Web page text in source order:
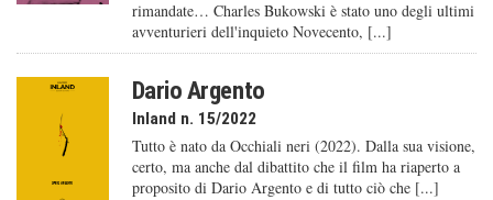
rimandate… Charles Bukowski è stato uno degli ultimi
avventurieri dell'inquieto Novecento, [...]
Dario Argento
Inland n. 15/2022
Tutto è nato da Occhiali neri (2022). Dalla sua visione,
certo, ma anche dal dibattito che il film ha riaperto a
proposito di Dario Argento e di tutto ciò che [...]